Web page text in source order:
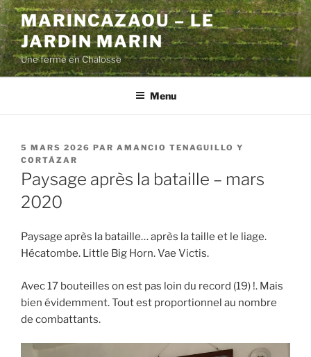
Aller
au
contenu
principal
MARINCAZAOU – LE
JARDIN MARIN
Une ferme en Chalosse
Menu
PUBLIÉ
LE
5 MARS 2026 PAR AMANCIO TENAGUILLO Y
CORTÁZAR
Paysage après la bataille – mars
2020
Paysage après la bataille… après la taille et le liage.
Hécatombe. Little Big Horn. Vae Victis.
Avec 17 bouteilles on est pas loin du record (19) !. Mais
bien évidemment. Tout est proportionnel au nombre
de combattants.